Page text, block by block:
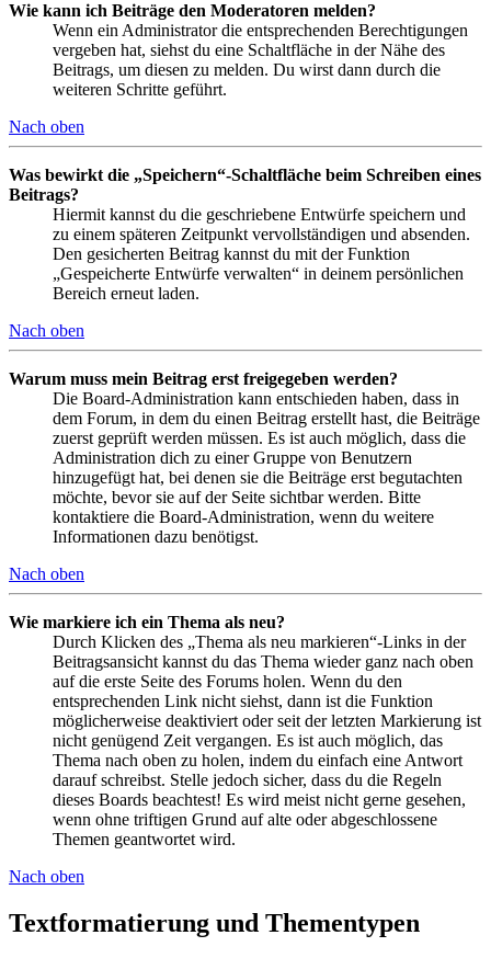
Wie kann ich Beiträge den Moderatoren melden?
Wenn ein Administrator die entsprechenden Berechtigungen
vergeben hat, siehst du eine Schaltfläche in der Nähe des
Beitrags, um diesen zu melden. Du wirst dann durch die
weiteren Schritte geführt.
Nach oben
Was bewirkt die „Speichern“-Schaltfläche beim Schreiben eines
Beitrags?
Hiermit kannst du die geschriebene Entwürfe speichern und
zu einem späteren Zeitpunkt vervollständigen und absenden.
Den gesicherten Beitrag kannst du mit der Funktion
„Gespeicherte Entwürfe verwalten“ in deinem persönlichen
Bereich erneut laden.
Nach oben
Warum muss mein Beitrag erst freigegeben werden?
Die Board-Administration kann entschieden haben, dass in
dem Forum, in dem du einen Beitrag erstellt hast, die Beiträge
zuerst geprüft werden müssen. Es ist auch möglich, dass die
Administration dich zu einer Gruppe von Benutzern
hinzugefügt hat, bei denen sie die Beiträge erst begutachten
möchte, bevor sie auf der Seite sichtbar werden. Bitte
kontaktiere die Board-Administration, wenn du weitere
Informationen dazu benötigst.
Nach oben
Wie markiere ich ein Thema als neu?
Durch Klicken des „Thema als neu markieren“-Links in der
Beitragsansicht kannst du das Thema wieder ganz nach oben
auf die erste Seite des Forums holen. Wenn du den
entsprechenden Link nicht siehst, dann ist die Funktion
möglicherweise deaktiviert oder seit der letzten Markierung ist
nicht genügend Zeit vergangen. Es ist auch möglich, das
Thema nach oben zu holen, indem du einfach eine Antwort
darauf schreibst. Stelle jedoch sicher, dass du die Regeln
dieses Boards beachtest! Es wird meist nicht gerne gesehen,
wenn ohne triftigen Grund auf alte oder abgeschlossene
Themen geantwortet wird.
Nach oben
Textformatierung und Thementypen